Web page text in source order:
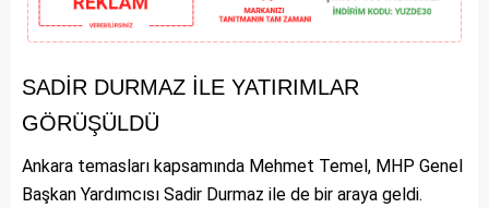
SADİR DURMAZ İLE YATIRIMLAR
GÖRÜŞÜLDÜ
Ankara temasları kapsamında Mehmet Temel, MHP Genel
Başkan Yardımcısı Sadir Durmaz ile de bir araya geldi.